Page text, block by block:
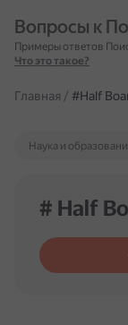
Вопросы к
Примеры ответов
Что это такое?
Главная / #Half
Наука и
# Half